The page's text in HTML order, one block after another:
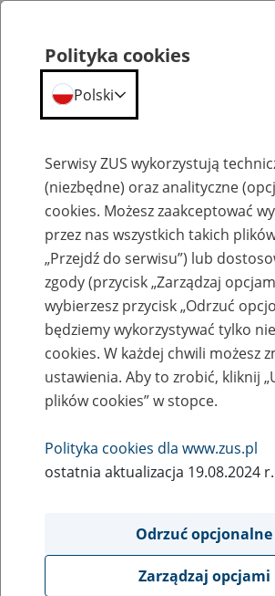
Szkolenia
Renta z tytułu niezdolności
obowiązki płatników składek
Rodzaj wydarzenia
Szkolenia
Obszar merytoryczny
Polityka cookies
Polski
Serwisy ZUS wykorzystują
(niezbędne) oraz analityczne
cookies. Możesz zaakceptować
przez nas wszystkich takich
„Przejdź do serwisu”) lub
zgody (przycisk „Zarządzaj
wybierzesz przycisk „Odrzuć
będziemy wykorzystywać tylko
cookies. W każdej chwili możesz
ustawienia. Aby to zrobić, kliknij
plików cookies” w stopce.
Polityka cookies dla www.zus.pl
ostatnia aktualizacja 19.08.2024 r.
Odrzuć opcjonalne
Zarządzaj opcjami